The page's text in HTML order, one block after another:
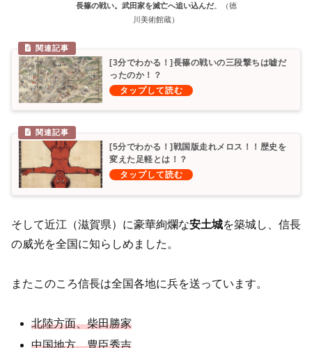
長篠の戦い。武田家を滅亡へ追い込んだ。（徳
川美術館蔵）
[3分でわかる！]長篠の戦いの三段撃ちは嘘だ
ったのか！？
[5分でわかる！]戦国版走れメロス！！歴史を
変えた足軽とは！？
そして近江（滋賀県）に豪華絢爛な安土城を築城し、信長
の威光を全国に知らしめました。
またこのころ信長は全国各地に兵を送っています。
北陸方面、柴田勝家
中国地方、豊臣秀吉